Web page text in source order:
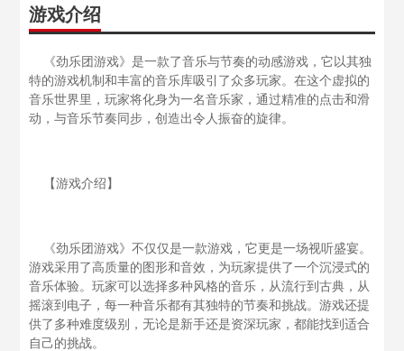
游戏介绍
《劲乐团游戏》是一款了音乐与节奏的动感游戏，它以其独
特的游戏机制和丰富的音乐库吸引了众多玩家。在这个虚拟的
音乐世界里，玩家将化身为一名音乐家，通过精准的点击和滑
动，与音乐节奏同步，创造出令人振奋的旋律。
【游戏介绍】
《劲乐团游戏》不仅仅是一款游戏，它更是一场视听盛宴。
游戏采用了高质量的图形和音效，为玩家提供了一个沉浸式的
音乐体验。玩家可以选择多种风格的音乐，从流行到古典，从
摇滚到电子，每一种音乐都有其独特的节奏和挑战。游戏还提
供了多种难度级别，无论是新手还是资深玩家，都能找到适合
自己的挑战。